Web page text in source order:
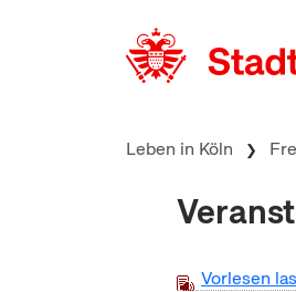
Leben in Köln
Vorlesen